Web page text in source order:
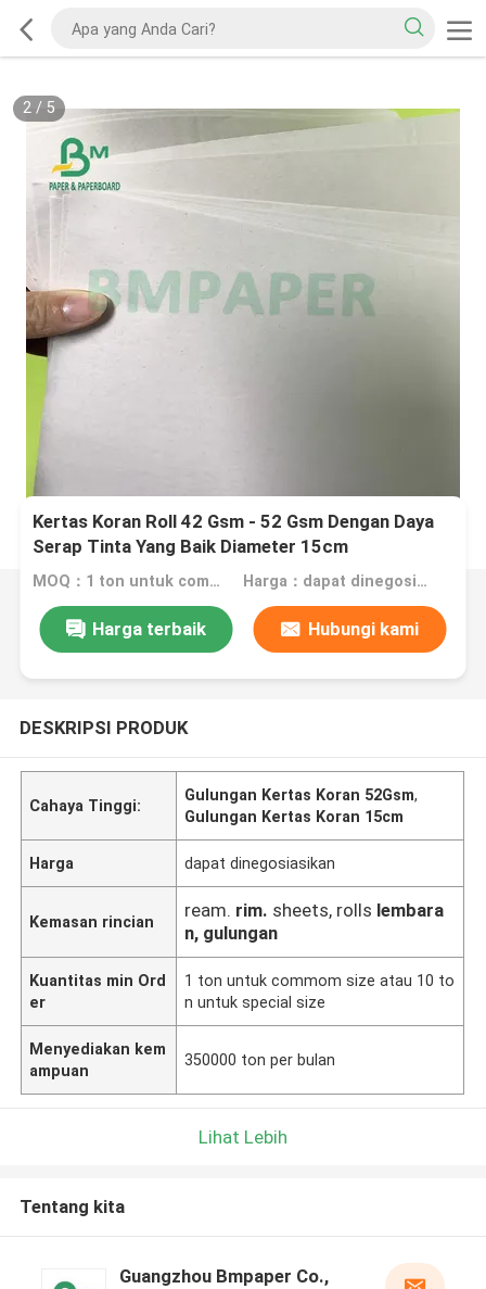
2/ 5
Kertas Koran Roll 42 Gsm - 52 Gsm Dengan Daya
Serap Tinta Yang Baik Diameter 15cm
MOQ：1 ton untuk commom size atau 10 ton untuk special size Harga：dapat dinegosiasikan
Harga terbaik Hubungi kami
DESKRIPSI PRODUK
Cahaya Tinggi:
Gulungan Kertas Koran 52Gsm,
Gulungan Kertas Koran 15cm
Harga dapat dinegosiasikan
Kemasan rincian
ream. rim. sheets, rolls lembara
n, gulungan
Kuantitas min Ord
er
1 ton untuk commom size atau 10 to
n untuk special size
Menyediakan kem
ampuan
350000 ton per bulan
Lihat Lebih
Tentang kita
Guangzhou Bmpaper Co.,